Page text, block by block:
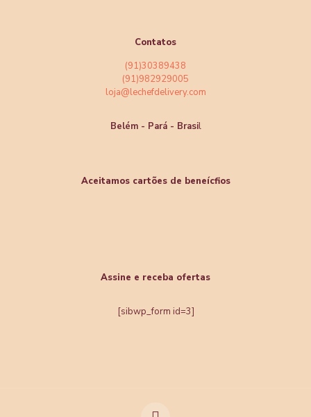
Contatos
(91)30389438
(91)982929005
loja@lechefdelivery.com
Belém - Pará - Brasil
Aceitamos cartões de beneícfios
Assine e receba ofertas
[sibwp_form id=3]